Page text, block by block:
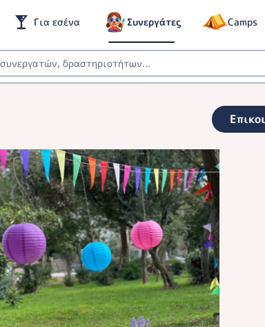
Για εσένα Συνεργάτες Camps